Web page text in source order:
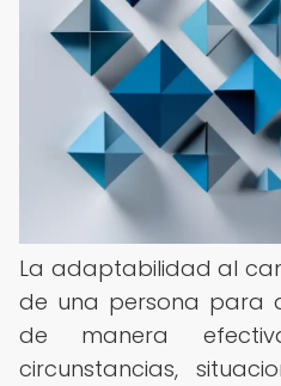
La adaptabilidad al
de una persona para
de manera
circunstancias,